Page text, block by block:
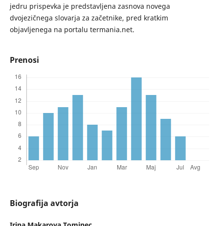
jedru prispevka je predstavljena zasnova novega
dvojezičnega slovarja za začetnike, pred kratkim
objavljenega na portalu termania.net.
Prenosi
Biografija avtorja